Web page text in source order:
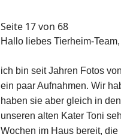
Seite 17 von 68
Hallo liebes Tierheim-Team,
ich bin seit Jahren Fotos
ein paar Aufnahmen. Wir
haben sie aber gleich in
unseren alten Kater Toni
Wochen im Haus bereit, die